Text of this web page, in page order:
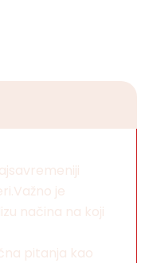
je
načina na koji
pitanja kao